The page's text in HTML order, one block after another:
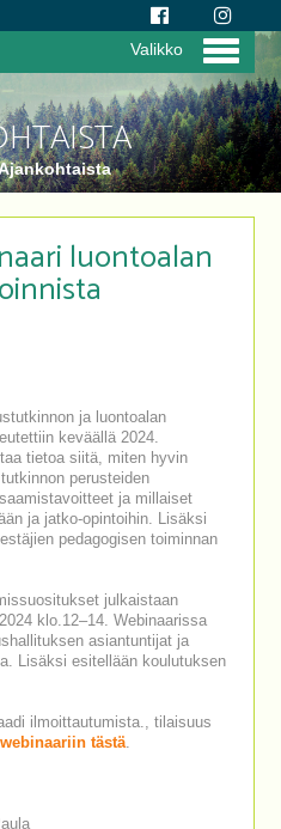
Valikko
luontoalan
ja luontoalan
keväällä 2024.
tietoa siitä, miten hyvin
perusteiden
ja millaiset
ja jatko-opintoihin. Lisäksi
pedagogisen toiminnan
julkaistaan
klo.12–14. Webinaarissa
asiantuntijat ja
Lisäksi esitellään koulutuksen
ilmoittautumista., tilaisuus
webinaariin tästä.